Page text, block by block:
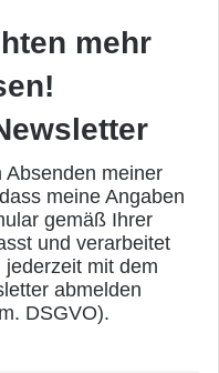
mehr
Absenden meiner
meine Angaben
gemäß Ihrer
und verarbeitet
mit dem
abmelden
DSGVO).